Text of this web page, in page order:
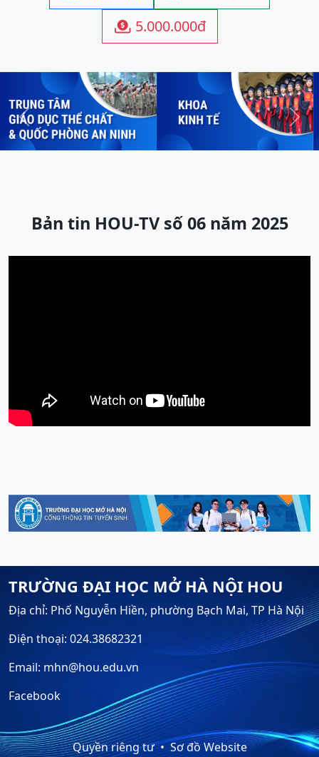
 5.000.000đ
Previous Next
Bản tin HOU-TV số 06 năm 2025
TRƯỜNG ĐẠI HỌC MỞ HÀ NỘI HOU
Địa chỉ: Phố Nguyễn Hiền, phường Bạch Mai, TP Hà Nội
Điện thoại: 024.38682321
Email: mhn@hou.edu.vn
Facebook
Quyền riêng tư Sơ đồ Website